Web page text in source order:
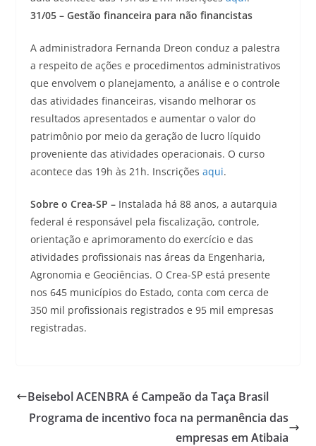
31/05 – Gestão financeira para não financistas
A administradora Fernanda Dreon conduz a palestra
a respeito de ações e procedimentos administrativos
que envolvem o planejamento, a análise e o controle
das atividades financeiras, visando melhorar os
resultados apresentados e aumentar o valor do
patrimônio por meio da geração de lucro líquido
proveniente das atividades operacionais. O curso
acontece das 19h às 21h. Inscrições aqui.
Sobre o Crea-SP –Instalada há 88 anos, a autarquia
federal é responsável pela fiscalização, controle,
orientação e aprimoramento do exercício e das
atividades profissionais nas áreas da Engenharia,
Agronomia e Geociências. O Crea-SP está presente
nos 645 municípios do Estado, conta com cerca de
350 mil profissionais registrados e 95 mil empresas
registradas.
Beisebol ACENBRA é Campeão da Taça Brasil
Programa de incentivo foca na permanência das
empresas em Atibaia